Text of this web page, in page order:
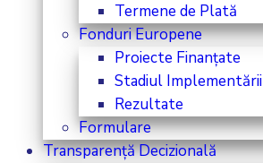
Termene de Plată
Fonduri Europene
Proiecte Finanțate
Stadiul Implementării
Rezultate
Formulare
Transparență Decizională